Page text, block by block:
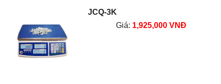
JCQ-3K
Giá: 1,925,000 VNĐ